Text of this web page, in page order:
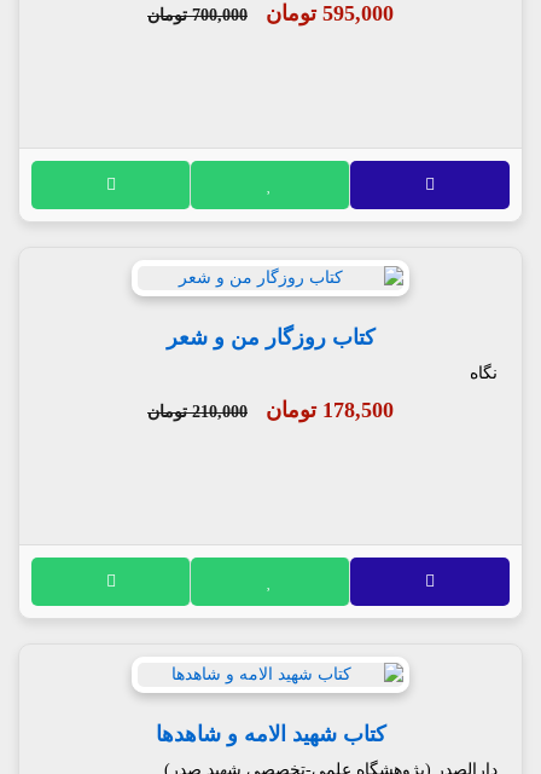
595,000 تومان 700,000 تومان
کتاب روزگار من و شعر
نگاه
178,500 تومان 210,000 تومان
کتاب شهید الامه و شاهدها
دارالصدر (پژوهشگاه علمی-تخصصی شهید صدر)